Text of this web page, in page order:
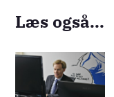
Læs også...
Billede